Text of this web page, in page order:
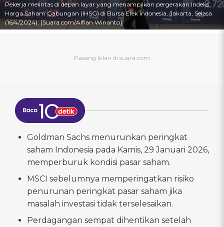
Pekerja melintas di depan layar yang menampilkan pergerakan Indeks
Harga Saham Gabungan (IHSG) di Bursa Efek Indonesia, Jakarta, Selasa
(16/4/2024). [Suara.com/Alfian Winanto]
Goldman Sachs menurunkan peringkat
saham Indonesia pada Kamis, 29 Januari 2026,
memperburuk kondisi pasar saham.
MSCI sebelumnya memperingatkan risiko
penurunan peringkat pasar saham jika
masalah investasi tidak terselesaikan.
Perdagangan sempat dihentikan setelah